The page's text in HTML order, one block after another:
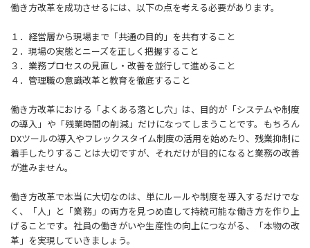
働き方改革を成功させるには、以下の点を考える必要があります。
１．経営層から現場まで「共通の目的」を共有すること
２．現場の実態とニーズを正しく把握すること
３．業務プロセスの見直し・改善を並行して進めること
４．管理職の意識改革と教育を徹底すること
働き方改革における「よくある落とし穴」は、目的が「システムや制度
の導入」や「残業時間の削減」だけになってしまうことです。もちろん
DXツールの導入やフレックスタイム制度の活用を始めたり、残業抑制に
着手したりすることは大切ですが、それだけが目的になると業務の改善
が進みません。
働き方改革で本当に大切なのは、単にルールや制度を導入するだけでな
く、「人」と「業務」の両方を見つめ直して持続可能な働き方を作り上
げることです。社員の働きがいや生産性の向上につながる、「本物の改
革」を実現していきましょう。